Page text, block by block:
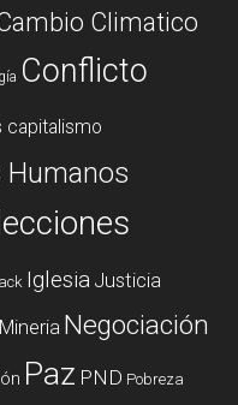
Climatico
Conflicto
capitalismo
Humanos
Iglesia Justicia
Mineria Negociación
Paz PND Pobreza